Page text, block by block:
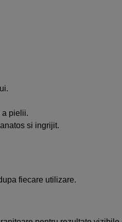
a pielii.
si ingrijit.
fiecare utilizare.